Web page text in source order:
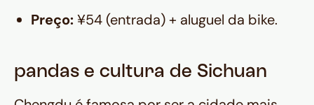
Preço:¥54 (entrada) + aluguel da bike.
pandas e cultura de Sichuan